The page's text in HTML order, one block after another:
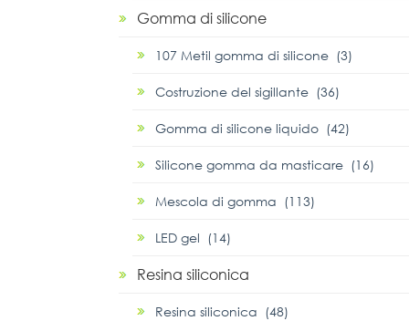
Gomma di silicone
107 Metil gomma di silicone (3)
Costruzione del sigillante (36)
Gomma di silicone liquido (42)
Silicone gomma da masticare (16)
Mescola di gomma (113)
LED gel (14)
Resina siliconica
Resina siliconica (48)